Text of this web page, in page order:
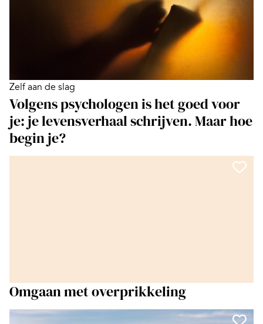
Zelf aan de slag
Volgens psychologen is het goed voor
je: je levensverhaal schrijven. Maar hoe
begin je?
Omgaan met overprikkeling